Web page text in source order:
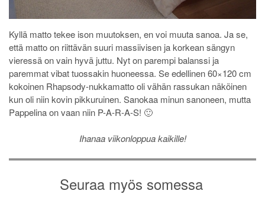
Kyllä matto tekee ison muutoksen, en voi muuta sanoa. Ja se,
että matto on riittävän suuri massiivisen ja korkean sängyn
vieressä on vain hyvä juttu. Nyt on parempi balanssi ja
paremmat vibat tuossakin huoneessa. Se edellinen 60×120 cm
kokoinen Rhapsody-nukkamatto oli vähän rassukan näköinen
kun oli niin kovin pikkuruinen. Sanokaa minun sanoneen, mutta
Pappelina on vaan niin P-A-R-A-S! 🙂
Ihanaa viikonloppua kaikille!
Seuraa myös somessa